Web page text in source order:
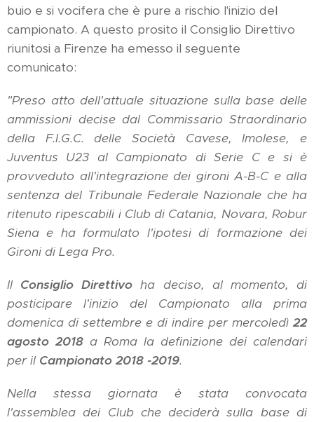
buio e si vocifera che è pure a rischio l'inizio del
campionato. A questo prosito il Consiglio Direttivo
riunitosi a Firenze ha emesso il seguente
comunicato:
"Preso atto dell'attuale situazione sulla base delle
ammissioni decise dal Commissario Straordinario
della F.I.G.C. delle Società Cavese, Imolese, e
Juventus U23 al Campionato di Serie C e si è
provveduto all'integrazione dei gironi A-B-C e alla
sentenza del Tribunale Federale Nazionale che ha
ritenuto ripescabili i Club di Catania, Novara, Robur
Siena e ha formulato l'ipotesi di formazione dei
Gironi di Lega Pro.
Il Consiglio Direttivo ha deciso, al momento, di
posticipare l'inizio del Campionato alla prima
domenica di settembre e di indire per mercoledì 22
agosto 2018 a Roma la definizione dei calendari
per il Campionato 2018 -2019.
Nella stessa giornata è stata convocata
l'assemblea dei Club che deciderà sulla base di